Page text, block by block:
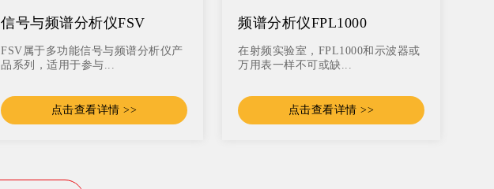
信号与频谱分析仪FSV
FSV属于多功能信号与频谱分析仪产
品系列，适用于参与...
点击查看详情 >>
频谱分析仪FPL1000
在射频实验室，FPL1000和示波器或
万用表一样不可或缺...
点击查看详情 >>